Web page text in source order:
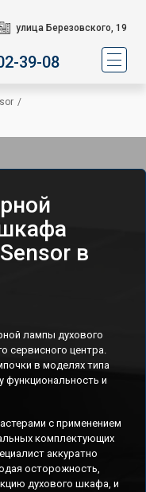
улица Березовского, 19
39-08
/
в
лампы духового
сервисного центра.
в моделях типа
функциональность и
с применением
комплектующих
аккуратно
осторожность,
духового шкафа, и